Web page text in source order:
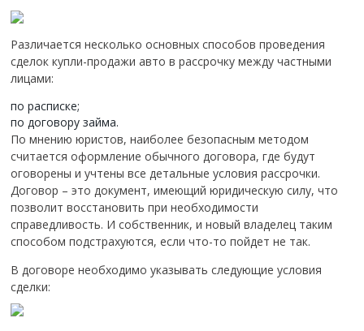
Различается несколько основных способов проведения
сделок купли-продажи авто в рассрочку между частными
лицами:
по расписке;
по договору займа.
По мнению юристов, наиболее безопасным методом
считается оформление обычного договора, где будут
оговорены и учтены все детальные условия рассрочки.
Договор – это документ, имеющий юридическую силу, что
позволит восстановить при необходимости
справедливость. И собственник, и новый владелец таким
способом подстрахуются, если что-то пойдет не так.
В договоре необходимо указывать следующие условия
сделки: